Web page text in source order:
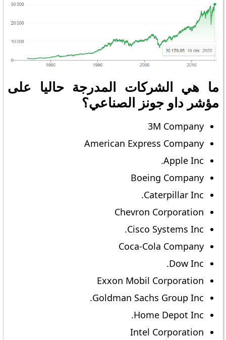
ما هي الشركات المدرجة حاليا على
مؤشر داو جونز الصناعي؟
3M Company
American Express Company
Apple Inc.
Boeing Company
Caterpillar Inc.
Chevron Corporation
Cisco Systems Inc.
Coca-Cola Company
Dow Inc.
Exxon Mobil Corporation
Goldman Sachs Group Inc.
Home Depot Inc.
Intel Corporation